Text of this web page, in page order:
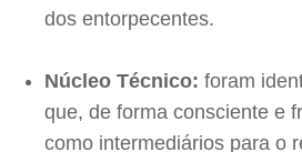
dos entorpecentes.
Núcleo Técnico: foram
que, de forma consciente e
como intermediários para o